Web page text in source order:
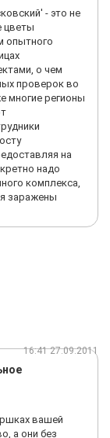
- это не
цветы
опытного
о чем
проверок во
многие регионы
на
надо
комплекса,
заражены
16:41 27.09.2011
вашей
а они без